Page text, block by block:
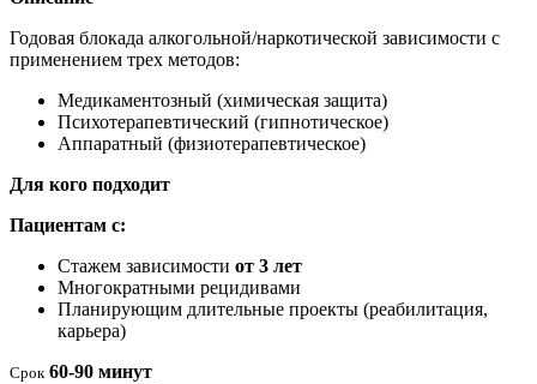
Годовая блокада алкогольной/наркотической зависимости с
применением трех методов:
Медикаментозный (химическая защита)
Психотерапевтический (гипнотическое)
Аппаратный (физиотерапевтическое)
Для кого подходит
Пациентам с:
Стажем зависимости от 3 лет
Многократными рецидивами
Планирующим длительные проекты (реабилитация,
карьера)
Срок 60-90 минут